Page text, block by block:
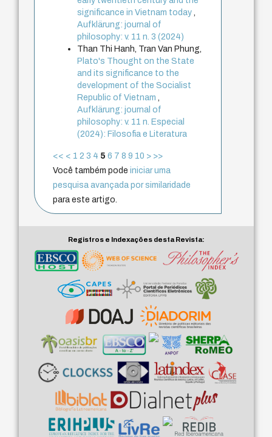
significance in Vietnam today,
Aufklärung: journal of
philosophy: v. 11 n. 3 (2024)
Than Thi Hanh, Tran Van Phung,
Plato's Thought on the State
and its significance to the
development of the Socialist
Republic of Vietnam,
Aufklärung: journal of
philosophy: v. 11 n. Especial
(2024): Filosofia e Literatura
<< < 1 2 3 4 5 6 7 8 9 10 > >>
Você também podeiniciar uma
pesquisa avançada por similaridade
para este artigo.
Registros e Indexações desta Revista: